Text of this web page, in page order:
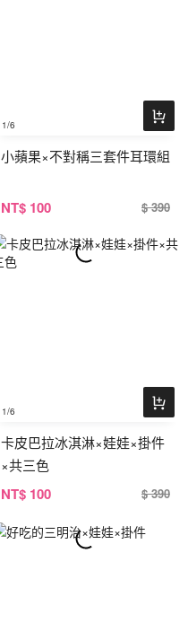
1/6
小蘋果×不對稱三套件耳環組
NT$ 100 $ 390
1/6
卡皮巴拉冰淇淋×娃娃×掛件
×共三色
NT$ 100 $ 390